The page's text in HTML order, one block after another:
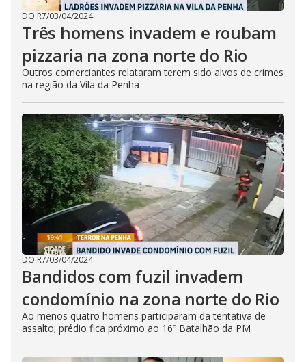
DO R7/03/04/2024
Três homens invadem e roubam
pizzaria na zona norte do Rio
Outros comerciantes relataram terem sido alvos de crimes
na região da Vila da Penha
DO R7/03/04/2024
Bandidos com fuzil invadem
condomínio na zona norte do Rio
Ao menos quatro homens participaram da tentativa de
assalto; prédio fica próximo ao 16º Batalhão da PM